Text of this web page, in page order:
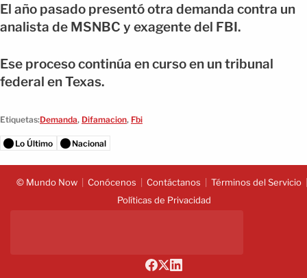
El año pasado presentó otra demanda contra un
analista de MSNBC y exagente del FBI.
Ese proceso continúa en curso en un tribunal
federal en Texas.
Etiquetas:Demanda, Difamacion, Fbi
Lo Último Nacional
© Mundo Now Conócenos Contáctanos
Términos del Servicio
Políticas de Privacidad